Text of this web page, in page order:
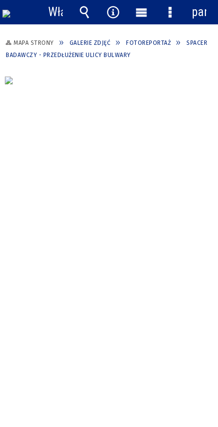
MAPA STRONY GALERIE ZDJĘĆ FOTOREPORTAŻ
SPACER
BADAWCZY - PRZEDŁUŻENIE ULICY BULWARY
Włącz
powiadomienia
Wyszukiwarka
Narzędzia
Menu
główne
Menu
panel